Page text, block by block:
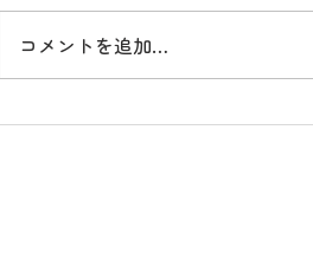
2026年3月7日（土）奥州地区
コメントを追加…